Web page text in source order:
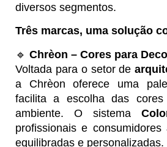
diversos segmentos.
Três marcas, uma solução
🔹 Chrèon – Cores para
Voltada para o setor de
a Chrèon oferece uma
facilita a escolha das
ambiente. O sistema
profissionais e
equilibradas e personalizadas.